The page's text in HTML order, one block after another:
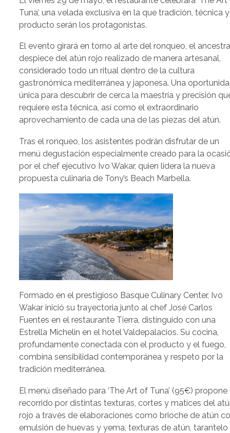
Tuna’, una velada exclusiva en la que tradición, técnica y
producto serán los protagonistas.
El evento girará en torno al arte del ronqueo, el
despiece del atún rojo realizado de manera artesanal,
considerado todo un ritual dentro de la cultura
gastronómica mediterránea y japonesa. Una
única para descubrir de cerca la maestría y precisión
requiere esta técnica, así como el extraordinario
aprovechamiento de cada una de las piezas del atún.
Tras el ronqueo, los asistentes podrán disfrutar de un
menú degustación especialmente creado para la
por el chef ejecutivo Ivo Wakar, quien lidera la nueva
propuesta culinaria de Tony’s Beach Marbella.
Formado en el prestigioso Basque Culinary Center, Ivo
Wakar inició su trayectoria junto al chef José Carlos
Fuentes en el restaurante Tierra, distinguido con una
Estrella Michelin en el hotel Valdepalacios. Su cocina,
profundamente conectada con el producto y el fuego,
combina sensibilidad contemporánea y respeto por la
tradición mediterránea.
El menú diseñado para ‘The Art of Tuna’ (95€) propone
recorrido por distintas texturas, cortes y matices del
rojo a través de elaboraciones como brioche de atún
emulsión de huevas y yema, texturas de atún, tarantelo